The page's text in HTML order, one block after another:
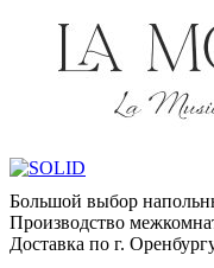
Большой выбор
Производство
Доставка по г.